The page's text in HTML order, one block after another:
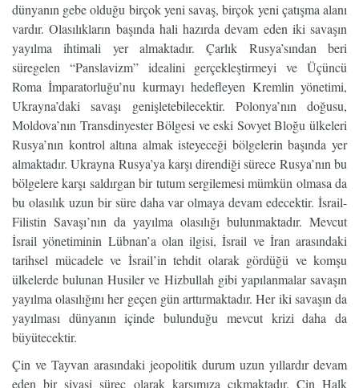
dünyanın gebe olduğu birçok yeni savaş, birçok yeni çatışma alanı
vardır. Olasılıkların başında hali hazırda devam eden iki savaşın
yayılma ihtimali yer almaktadır. Çarlık Rusya’sından beri
süregelen “Panslavizm” idealini gerçekleştirmeyi ve Üçüncü
Roma İmparatorluğu’nu kurmayı hedefleyen Kremlin yönetimi,
Ukrayna’daki savaşı genişletebilecektir. Polonya’nın doğusu,
Moldova’nın Transdinyester Bölgesi ve eski Sovyet Bloğu ülkeleri
Rusya’nın kontrol altına almak isteyeceği bölgelerin başında yer
almaktadır. Ukrayna Rusya’ya karşı direndiği sürece Rusya’nın bu
bölgelere karşı saldırgan bir tutum sergilemesi mümkün olmasa da
bu olasılık uzun bir süre daha var olmaya devam edecektir. İsrail-
Filistin Savaşı’nın da yayılma olasılığı bulunmaktadır. Mevcut
İsrail yönetiminin Lübnan’a olan ilgisi, İsrail ve İran arasındaki
tarihsel mücadele ve İsrail’in tehdit olarak gördüğü ve komşu
ülkelerde bulunan Husiler ve Hizbullah gibi yapılanmalar savaşın
yayılma olasılığını her geçen gün arttırmaktadır. Her iki savaşın da
yayılması dünyanın içinde bulunduğu mevcut krizi daha da
büyütecektir.
Çin ve Tayvan arasındaki jeopolitik durum uzun yıllardır devam
eden bir siyasi süreç olarak karşımıza çıkmaktadır. Çin Halk